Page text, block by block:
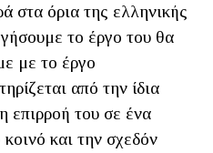
στα όρια της ελληνικής
το έργο του θα
με το έργο
από την ίδια
επιρροή του σε ένα
και την σχεδόν